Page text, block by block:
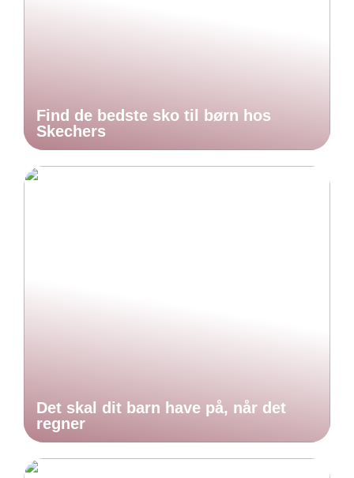
Find de bedste sko til børn hos
Skechers
Det skal dit barn have på, når det
regner